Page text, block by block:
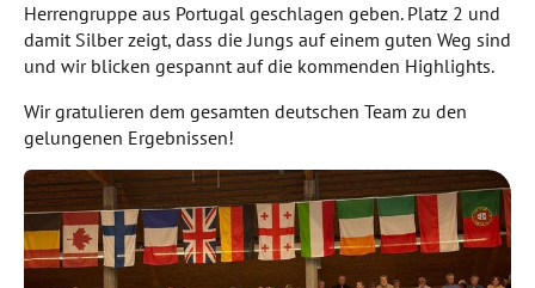
Herrengruppe aus Portugal geschlagen geben. Platz 2 und
damit Silber zeigt, dass die Jungs auf einem guten Weg sind
und wir blicken gespannt auf die kommenden Highlights.
Wir gratulieren dem gesamten deutschen Team zu den
gelungenen Ergebnissen!